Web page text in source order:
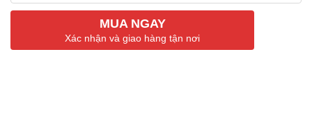
MUA NGAY
Xác nhận và giao hàng tận nơi